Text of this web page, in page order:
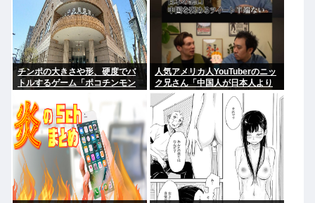
チンポの大きさや形、硬度でバ
トルするゲーム「ポコチンモン
人気アメリカ人YouTuberのニッ
ク兄さん「中国人が日本人より
マナーいいなんてあり得ない。
クソ過ぎ。中華料理も好きじゃ
ない」